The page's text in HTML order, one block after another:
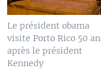
Le président obama
visite Porto Rico 50
après le président
Kennedy